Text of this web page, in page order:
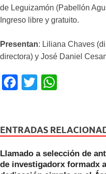
de Leguizamón (Pabellón
Ingreso libre y gratuito.
Presentan: Liliana Chaves
directora) y José Daniel
F
e
o
T
er s
p
ENTRADAS
Llamado a selección de
de investigadorx formadx